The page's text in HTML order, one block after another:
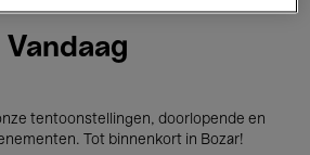
Vandaag
tentoonstellingen, doorlopende en
Tot binnenkort in Bozar!